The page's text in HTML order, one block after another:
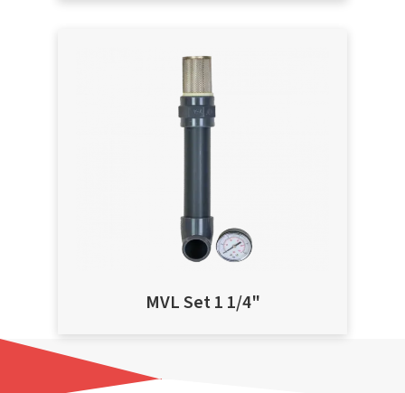
MVL Set 1 1/4"